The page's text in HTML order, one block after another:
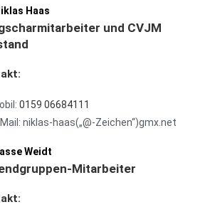
Haas
und CVJM
0159 06684111
Mail: niklas-haas(„@-Zeichen“)gmx.net
Weidt
Mitarbeiter